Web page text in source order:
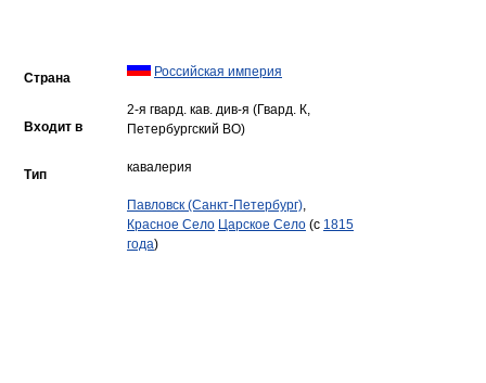
Страна Российская империя
Входит в
2-я гвард. кав. див-я (Гвард. К,
Петербургский ВО)
Тип кавалерия
Павловск (Санкт-Петербург),
Красное Село Царское Село (с 1815
года)